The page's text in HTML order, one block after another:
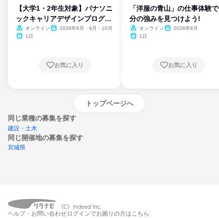
【大学1・2年生対象】パナソニ
ックキャリアデザインプログラ
ム
オンライン
2026年8月・9月・10月
1日
お気に入り
「洋服の青山」の仕事体験
分の強みを見つけよう!
オンライン
2026年8月
1日
お気に入り
トップページへ
同じ業種の募集を探す
建設・土木
同じ開催地の募集を探す
宮城県
エントリーするとプログラムの詳細案内を
受け取れるようになります
ヘルプ・お問い合わせ ログインでお困りの方はこちら